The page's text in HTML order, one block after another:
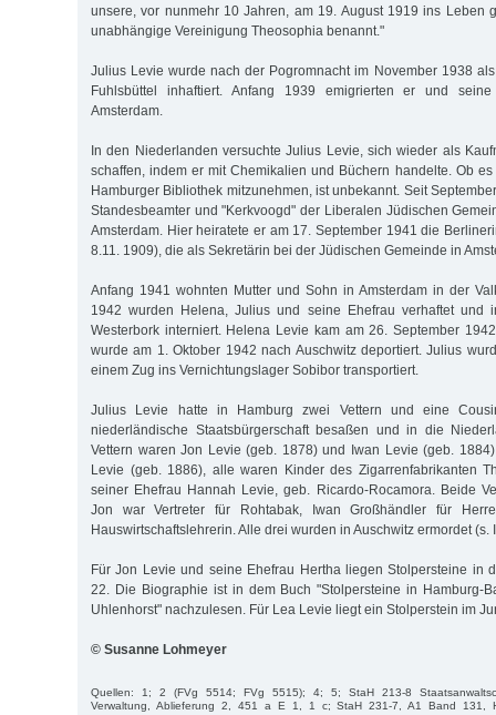
unsere, vor nunmehr 10 Jahren, am 19. August 1919 ins Leben
unabhängige Vereinigung Theosophia benannt."
Julius Levie wurde nach der Pogromnacht im November 1938
Fuhlsbüttel inhaftiert. Anfang 1939 emigrierten er und
Amsterdam.
In den Niederlanden versuchte Julius Levie, sich wieder als
schaffen, indem er mit Chemikalien und Büchern handelte. Ob
Hamburger Bibliothek mitzunehmen, ist unbekannt. Seit
Standesbeamter und "Kerkvoogd" der Liberalen Jüdischen
Amsterdam. Hier heiratete er am 17. September 1941 die
8.11. 1909), die als Sekretärin bei der Jüdischen Gemeinde in
Anfang 1941 wohnten Mutter und Sohn in Amsterdam in der
1942 wurden Helena, Julius und seine Ehefrau verhaftet und
Westerbork interniert. Helena Levie kam am 26. September
wurde am 1. Oktober 1942 nach Auschwitz deportiert. Julius
einem Zug ins Vernichtungslager Sobibor transportiert.
Julius Levie hatte in Hamburg zwei Vettern und eine
niederländische Staatsbürgerschaft besaßen und in die
Vettern waren Jon Levie (geb. 1878) und Iwan Levie (geb.
Levie (geb. 1886), alle waren Kinder des Zigarrenfabrikanten
seiner Ehefrau Hannah Levie, geb. Ricardo-Rocamora. Beide
Jon war Vertreter für Rohtabak, Iwan Großhändler für
Hauswirtschaftslehrerin. Alle drei wurden in Auschwitz ermordet (s.
Für Jon Levie und seine Ehefrau Hertha liegen Stolpersteine in
22. Die Biographie ist in dem Buch "Stolpersteine in Hamburg-
Uhlenhorst" nachzulesen. Für Lea Levie liegt ein Stolperstein im
© Susanne Lohmeyer
Quellen: 1; 2 (FVg 5514; FVg 5515); 4; 5; StaH 213-8
Verwaltung, Ablieferung 2, 451 a E 1, 1 c; StaH 231-7, A1 Band 131,